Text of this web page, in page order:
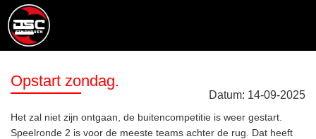
Opstart zondag.
Datum: 14-09-2025
Het zal niet zijn ontgaan, de buitencompetitie is weer gestart.
Speelronde 2 is voor de meeste teams achter de rug. Dat heeft